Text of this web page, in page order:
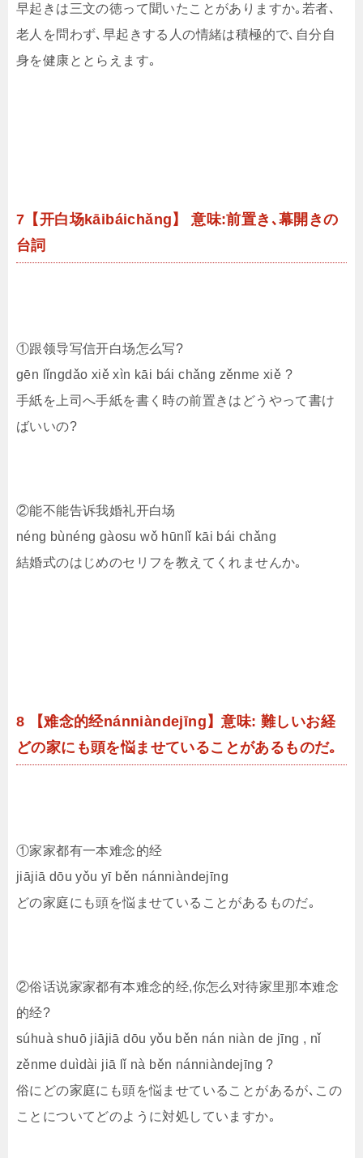
早起きは三文の徳って聞いたことがありますか｡若者､
老人を問わず､早起きする人の情緒は積極的で､自分自
身を健康ととらえます｡
7【开白场kāibáichǎng】 意味:前置き､幕開きの
台詞
①跟领导写信开白场怎么写?
gēn lǐngdǎo xiě xìn kāi bái chǎng zěnme xiě ?
手紙を上司へ手紙を書く時の前置きはどうやって書け
ばいいの?
②能不能告诉我婚礼开白场
néng bùnéng gàosu wǒ hūnlǐ kāi bái chǎng
結婚式のはじめのセリフを教えてくれませんか｡
8 【难念的经nánniàndejīng】意味: 難しいお経
どの家にも頭を悩ませていることがあるものだ｡
①家家都有一本难念的经
jiājiā dōu yǒu yī běn nánniàndejīng
どの家庭にも頭を悩ませていることがあるものだ｡
②俗话说家家都有本难念的经,你怎么对待家里那本难念
的经?
súhuà shuō jiājiā dōu yǒu běn nán niàn de jīng , nǐ
zěnme duìdài jiā lǐ nà běn nánniàndejīng ?
俗にどの家庭にも頭を悩ませていることがあるが､この
ことについてどのように対処していますか｡